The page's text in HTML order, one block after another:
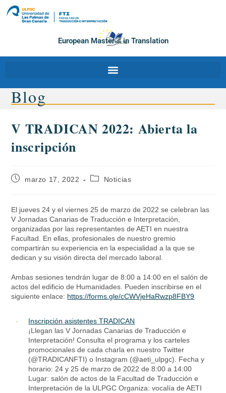
European Master´s in Translation
Blog
V TRADICAN 2022: Abierta la
inscripción
marzo 17, 2022 Noticias
El jueves 24 y el viernes 25 de marzo de 2022 se celebran las
V Jornadas Canarias de Traducción e Interpretación,
organizadas por las representantes de AETI en nuestra
Facultad. En ellas, profesionales de nuestro gremio
compartirán su experiencia en la especialidad a la que se
dedican y su visión directa del mercado laboral.
Ambas sesiones tendrán lugar de 8:00 a 14:00 en el salón de
actos del edificio de Humanidades. Pueden inscribirse en el
siguiente enlace: https://forms.gle/cCWVjeHaRwzp8FBY9
Inscripción asistentes TRADICAN
¡Llegan las V Jornadas Canarias de Traducción e
Interpretación! Consulta el programa y los carteles
promocionales de cada charla en nuestro Twitter
(@TRADICANFTI) o Instagram (@aeti_ulpgc). Fecha y
horario: 24 y 25 de marzo de 2022 de 8:00 a 14:00
Lugar: salón de actos de la Facultad de Traducción e
Interpretación de la ULPGC Organiza: vocalía de AETI